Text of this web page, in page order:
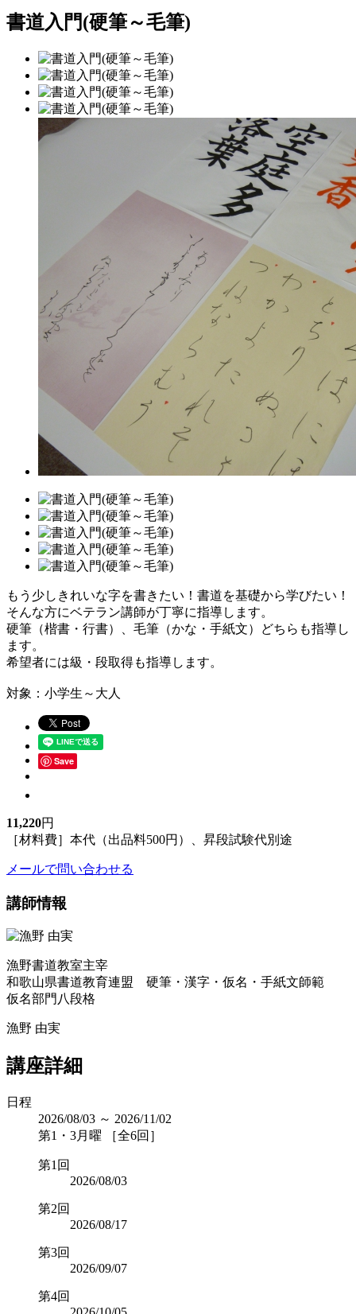
書道入門(硬筆～毛筆)
もう少しきれいな字を書きたい！書道を基礎から学びたい！
そんな方にベテラン講師が丁寧に指導します。
硬筆（楷書・行書）、毛筆（かな・手紙文）どちらも指導し
ます。
希望者には級・段取得も指導します。
対象：小学生～大人
Save
11,220円
［材料費］本代（出品料500円）、昇段試験代別途
メールで問い合わせる
講師情報
漁野書道教室主宰
和歌山県書道教育連盟 硬筆・漢字・仮名・手紙文師範
仮名部門八段格
漁野 由実
講座詳細
日程
2026/08/03 ～ 2026/11/02
第1・3月曜 ［全6回］
第1回
2026/08/03
第2回
2026/08/17
第3回
2026/09/07
第4回